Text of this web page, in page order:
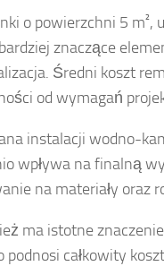
o powierzchni 5
znaczące
Średni koszt
od wymagań
instalacji wodno-
wpływa na finalną
na materiały oraz
ma istotne
podnosi całkowity